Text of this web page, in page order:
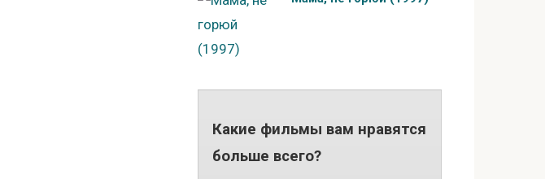
Какие фильмы вам нравятся
больше всего?